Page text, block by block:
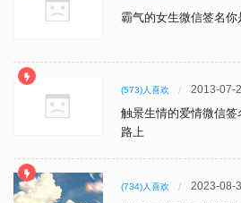
霸气的女生微信签名
(573)人喜欢 2013-07-
触景生情的爱情微信
路上
(734)人喜欢 2023-08-